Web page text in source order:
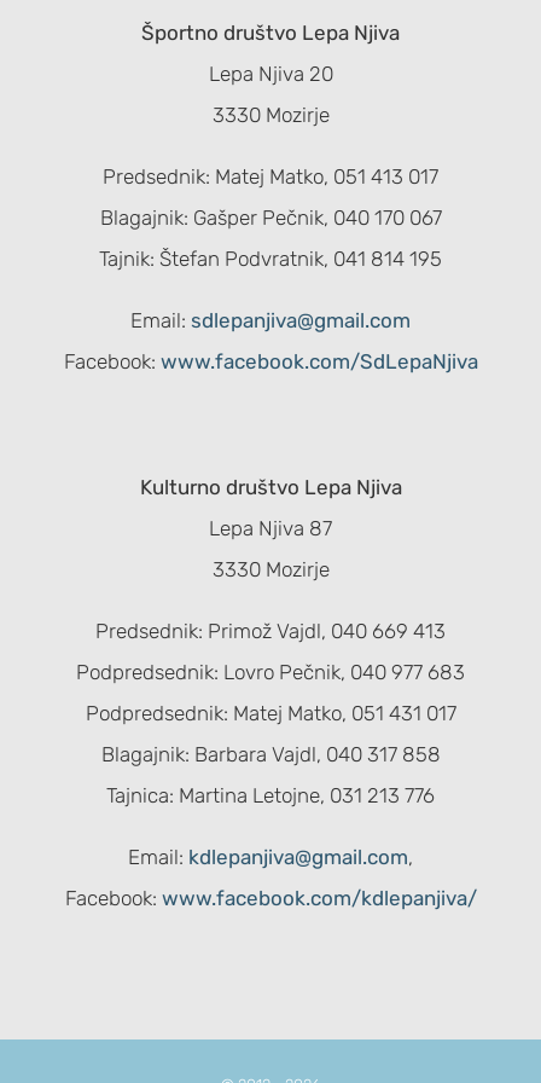
Športno društvo Lepa Njiva
Lepa Njiva 20
3330 Mozirje
Predsednik: Matej Matko, 051 413 017
Blagajnik: Gašper Pečnik, 040 170 067
Tajnik: Štefan Podvratnik, 041 814 195
Email: sdlepanjiva@gmail.com
Facebook: www.facebook.com/SdLepaNjiva
Kulturno društvo Lepa Njiva
Lepa Njiva 87
3330 Mozirje
Predsednik: Primož Vajdl, 040 669 413
Podpredsednik: Lovro Pečnik, 040 977 683
Podpredsednik: Matej Matko, 051 431 017
Blagajnik: Barbara Vajdl, 040 317 858
Tajnica: Martina Letojne, 031 213 776
Email: kdlepanjiva@gmail.com,
Facebook: www.facebook.com/kdlepanjiva/